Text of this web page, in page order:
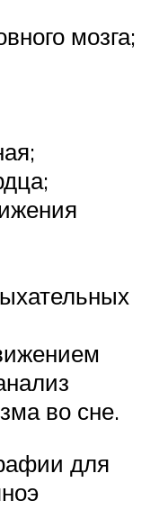
мозга;
во сне.
для